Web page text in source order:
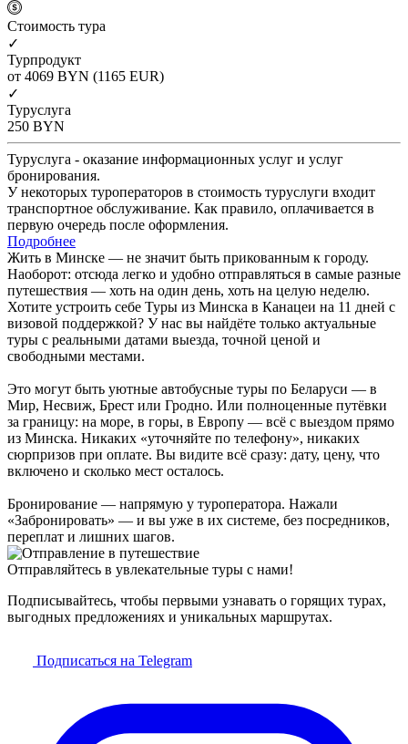
Cтоимость тура
✓
Турпродукт
от 4069 BYN (1165 EUR)
✓
Туруслуга
250 BYN
Туруслуга - оказание информационных услуг и услуг
бронирования.
У некоторых туроператоров в стоимость туруслуги входит
транспортное обслуживание. Как правило, оплачивается в
первую очередь после оформления.
Подробнее
Жить в Минске — не значит быть прикованным к городу.
Наоборот: отсюда легко и удобно отправляться в самые разные
путешествия — хоть на один день, хоть на целую неделю.
Хотите устроить себе Туры из Минска в Канацеи на 11 дней с
визовой поддержкой? У нас вы найдёте только актуальные
туры с реальными датами выезда, точной ценой и
свободными местами.
Это могут быть уютные автобусные туры по Беларуси — в
Мир, Несвиж, Брест или Гродно. Или полноценные путёвки
за границу: на море, в горы, в Европу — всё с выездом прямо
из Минска. Никаких «уточняйте по телефону», никаких
сюрпризов при оплате. Вы видите всё сразу: дату, цену, что
включено и сколько мест осталось.
Бронирование — напрямую у туроператора. Нажали
«Забронировать» — и вы уже в их системе, без посредников,
переплат и лишних шагов.
Отправляйтесь в увлекательные туры с нами!
Подписывайтесь, чтобы первыми узнавать о горящих турах,
выгодных предложениях и уникальных маршрутах.
Подписаться на Telegram